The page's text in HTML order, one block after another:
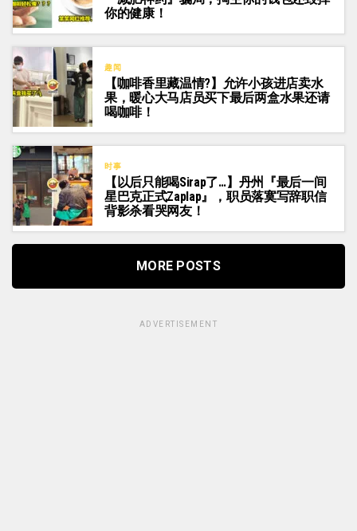
你的健康！
趣闻
【咖啡香里藏温情?】允许小孩进店卖水
果，暖心大马店员买下最后两盒水果还请
喝咖啡！
时事
【以后只能喝Sirap了…】丹州『最后一间
星巴克正式Zaplap』，职员落寞写辞职信
背影杀看哭网友！
MORE POSTS
ADVERTISEMENT